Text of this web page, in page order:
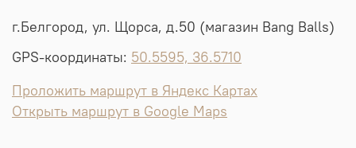
г.Белгород, ул. Щорса, д.50 (магазин Bang Balls)
GPS-координаты: 50.5595, 36.5710
Проложить маршрут в Яндекс Картах
Открыть маршрут в Google Maps